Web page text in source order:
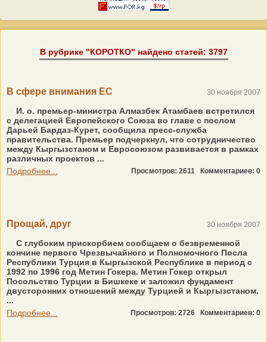
В рубрике "КОРОТКО" найдено статей: 3797
В сфере внимания ЕС 30 ноября 2007
И. о. премьер-министра Алмазбек Атамбаев встретился
с делегацией Европейского Союза во главе с послом
Дарьей Бардаз-Курет, сообщила пресс-служба
правительства. Премьер подчеркнул, что сотрудничество
между Кыргызстаном и Евросоюзом развивается в рамках
различных проектов ...
Подробнее...
Просмотров: 2611 Комментариев: 0
Прощай, друг 30 ноября 2007
С глубоким прискорбием сообщаем о безвременной
кончине первого Чрезвычайного и Полномочного Посла
Республики Турция в Кыргызской Республике в период с
1992 по 1996 год Метин Гокера. Метин Гокер открыл
Посольство Турции в Бишкеке и заложил фундамент
двусторонних отношений между Турцией и Кыргызстаном.
...
Подробнее...
Просмотров: 2726 Комментариев: 0